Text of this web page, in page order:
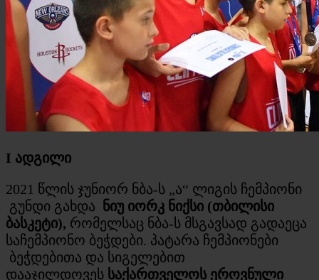
I ადგილი
2021 წლის ჯუნიორ ნბა-ს „ა“ ლიგის ჩემპიონი
გუნდი გახდა ნიუ იორკ ნიქსი (თბილისი
ბასკეტი), რომელსაც ნბა-ს მსგავსად გადაეცა
საჩემპიონო ბეჭდები. პატარა ჩემპიონები
ბეჭდებითა და სიგელებით
დააჯილდოვეს საქართველოს ეროვნული